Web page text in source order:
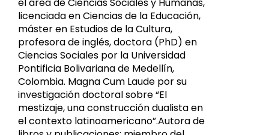
licenciada en Ciencias de la Educación,
máster en Estudios de la Cultura,
profesora de inglés, doctora (PhD) en
Ciencias Sociales por la Universidad
Pontificia Bolivariana de Medellín,
Colombia. Magna Cum Laude por su
investigación doctoral sobre “El
mestizaje, una construcción dualista en
el contexto latinoamericano”.Autora de